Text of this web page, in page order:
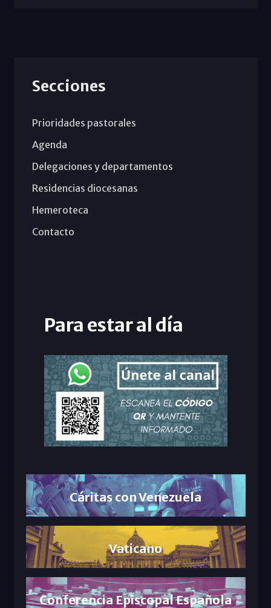
Secciones
Prioridades pastorales
Agenda
Delegaciones y departamentos
Residencias diocesanas
Hemeroteca
Contacto
Para estar al día
Cáritas con Venezuela
Vaticano
Conferencia Episcopal Española